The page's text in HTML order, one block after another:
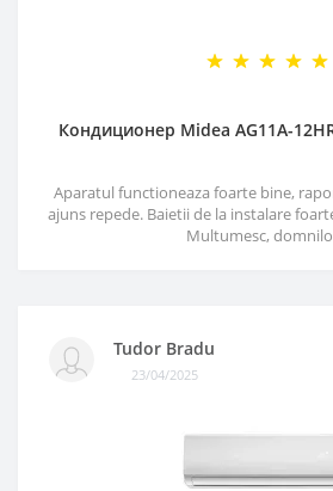
Кондиционер Midea AG11A-
Aparatul functioneaza foarte bine,
ajuns repede. Baietii de la instalare
Multumesc,
Tudor Bradu
23/04/2025